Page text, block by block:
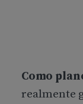
Como
realmente